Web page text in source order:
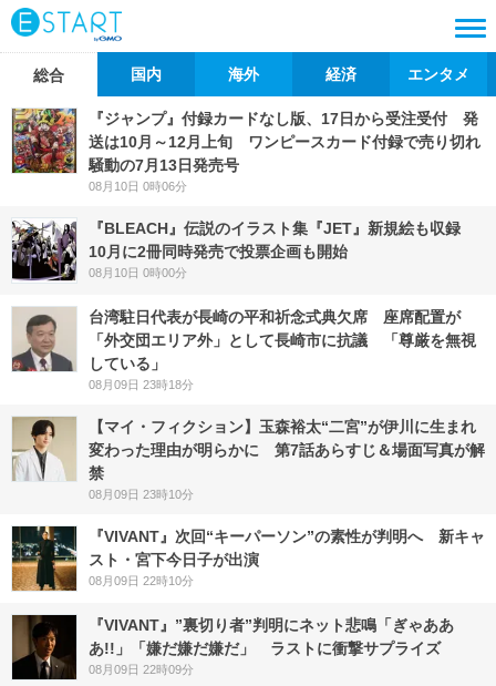
総合 国内 海外 経済 エンタメ
『ジャンプ』付録カードなし版、17日から受注受付 発
送は10月～12月上旬 ワンピースカード付録で売り切れ
騒動の7月13日発売号
08月10日 0時06分
『BLEACH』伝説のイラスト集『JET』新規絵も収録
10月に2冊同時発売で投票企画も開始
08月10日 0時00分
台湾駐日代表が長崎の平和祈念式典欠席 座席配置が
「外交団エリア外」として長崎市に抗議 「尊厳を無視
している」
08月09日 23時18分
【マイ・フィクション】玉森裕太“二宮”が伊川に生まれ
変わった理由が明らかに 第7話あらすじ＆場面写真が解
禁
08月09日 23時10分
『VIVANT』次回“キーパーソン”の素性が判明へ 新キャ
スト・宮下今日子が出演
08月09日 22時10分
『VIVANT』”裏切り者”判明にネット悲鳴「ぎゃああ
あ!!」「嫌だ嫌だ嫌だ」 ラストに衝撃サプライズ
08月09日 22時09分